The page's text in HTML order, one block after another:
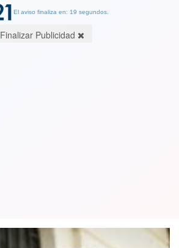
El aviso finaliza en: 19 segundos.
Finalizar Publicidad